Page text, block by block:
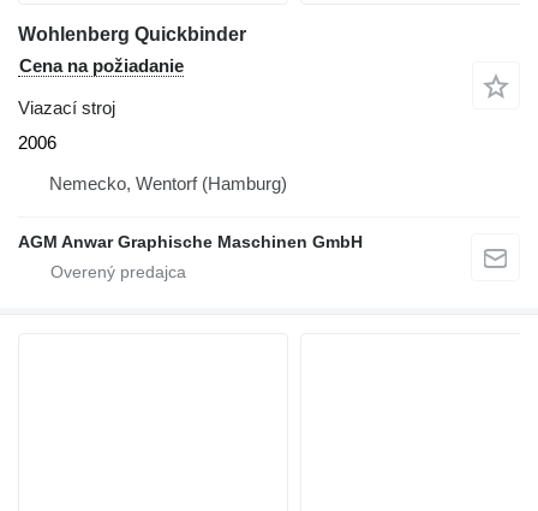
Wohlenberg Quickbinder
Cena na požiadanie
Viazací stroj
2006
Nemecko, Wentorf (Hamburg)
AGM Anwar Graphische Maschinen GmbH